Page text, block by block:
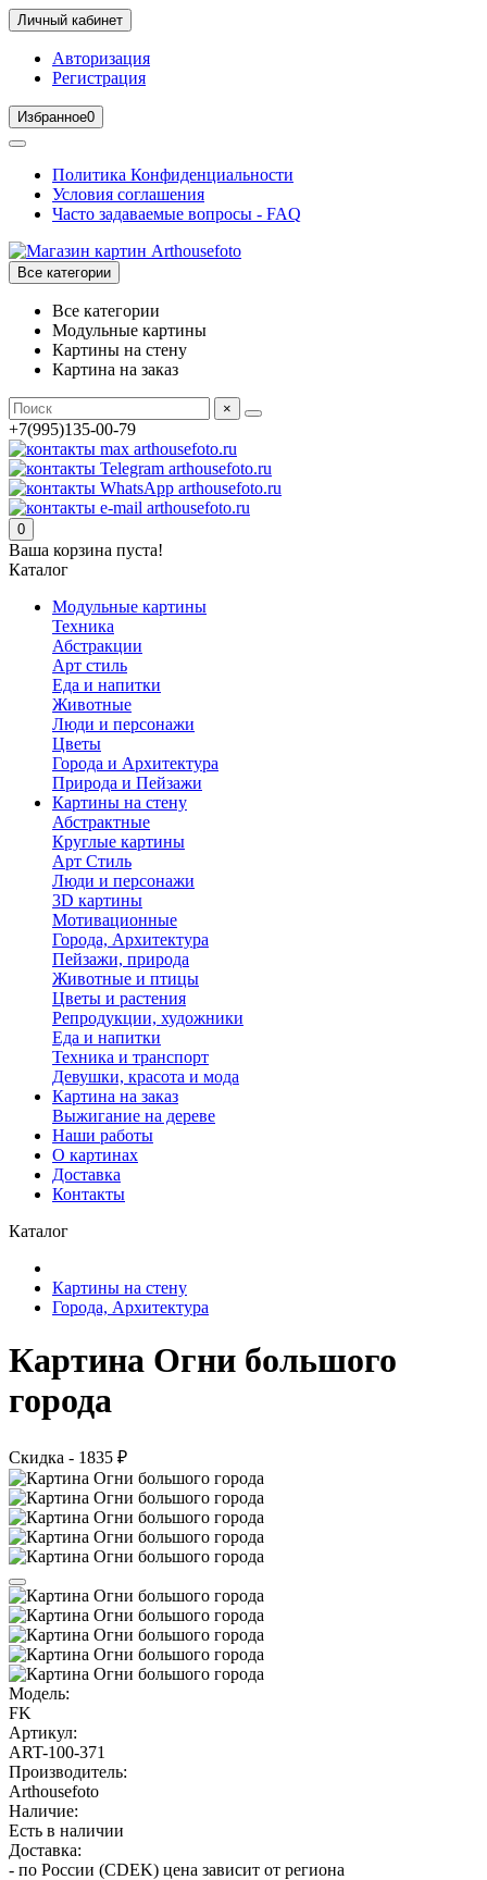
Личный кабинет
Авторизация
Регистрация
Избранное0
Политика Конфиденциальности
Условия соглашения
Часто задаваемые вопросы - FAQ
Все категории
Все категории
Модульные картины
Картины на стену
Картина на заказ
×
+7(995)135-00-79
0
Ваша корзина пуста!
Каталог
Модульные картины
Техника
Абстракции
Арт стиль
Еда и напитки
Животные
Люди и персонажи
Цветы
Города и Архитектура
Природа и Пейзажи
Картины на стену
Абстрактные
Круглые картины
Арт Стиль
Люди и персонажи
3D картины
Мотивационные
Города, Архитектура
Пейзажи, природа
Животные и птицы
Цветы и растения
Репродукции, художники
Еда и напитки
Техника и транспорт
Девушки, красота и мода
Картина на заказ
Выжигание на дереве
Наши работы
О картинах
Доставка
Контакты
Каталог
Картины на стену
Города, Архитектура
Картина Огни большого
города
Скидка - 1835 ₽
Модель:
FK
Артикул:
ART-100-371
Производитель:
Arthousefoto
Наличие:
Есть в наличии
Доставка:
- по России (CDEK) цена зависит от региона